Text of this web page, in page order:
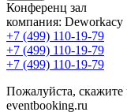
Конференц зал
компания: Deworkacy
+7 (499) 110-19-79
+7 (499) 110-19-79
+7 (499) 110-19-79
Пожалуйста,
eventbooking.ru